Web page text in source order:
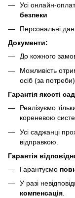
Усі онлайн-
безпеки
Персональні дані
Документи:
До кожного
Можливість
осіб (за потреби)
Гарантія якості
Реалізуємо
кореневою
Усі саджанці
відправкою.
Гарантія
Гарантуємо
У разі
компенсація.